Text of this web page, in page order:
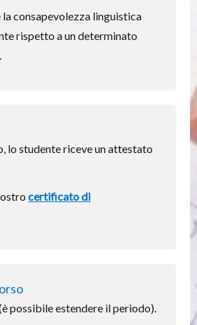
consapevolezza linguistica
rispetto a un determinato
lo studente riceve un attestato
certificato di
possibile estendere il periodo).